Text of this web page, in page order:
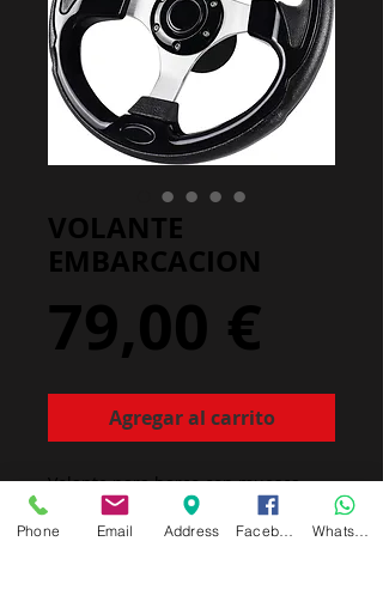
VOLANTE
EMBARCACION
79,00 €
Agregar al carrito
Volante para barco con muesca
standard de 3/4".
12,5 " diametro
Phone Email Address